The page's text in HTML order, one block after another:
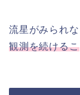
流星がみられ
観測を続けるこ